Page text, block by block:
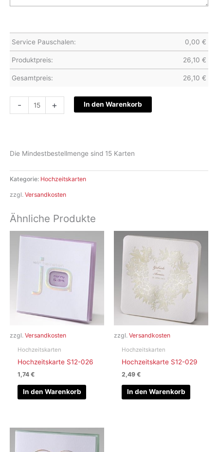
Service Pauschalen: 0,00 €
Produktpreis: 26,10 €
Gesamtpreis: 26,10 €
-
Hochzeitskarte
S15-
+ In den Warenkorb
Die Mindestbestellmenge sind 15 Karten
Kategorie: Hochzeitskarten
zzgl. Versandkosten
Ähnliche Produkte
zzgl. Versandkosten
Hochzeitskarten
Hochzeitskarte S12-026
1,74€
In den Warenkorb
zzgl. Versandkosten
Hochzeitskarten
Hochzeitskarte S12-029
2,49€
In den Warenkorb